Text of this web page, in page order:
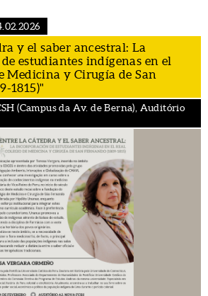
y el saber ancestral: La
estudiantes indígenas en el
Medicina y Cirugía de San
1815)"
(Campus da Av. de Berna), Auditório